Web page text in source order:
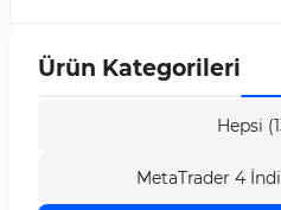
Ürün Kategorileri
Hepsi
MetaTrader 4